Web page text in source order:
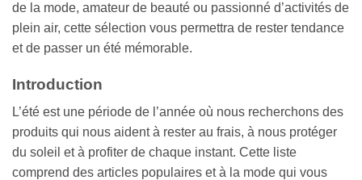
de la mode, amateur de beauté ou passionné d’activités de
plein air, cette sélection vous permettra de rester tendance
et de passer un été mémorable.
Introduction
L’été est une période de l’année où nous recherchons des
produits qui nous aident à rester au frais, à nous protéger
du soleil et à profiter de chaque instant. Cette liste
comprend des articles populaires et à la mode qui vous